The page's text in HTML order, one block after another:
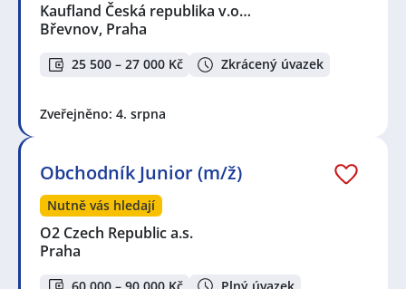
Kaufland Česká republika v.o…
Břevnov, Praha
25 500 – 27 000 Kč Zkrácený úvazek
Zveřejněno: 4. srpna
Obchodník Junior (m/ž)
Nutně vás hledají
O2 Czech Republic a.s.
Praha